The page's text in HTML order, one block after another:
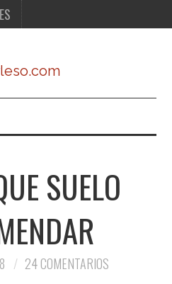
SUELO
24 COMENTARIOS